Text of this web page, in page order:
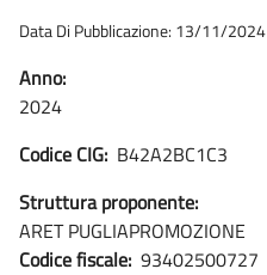
Data Di Pubblicazione: 13/11/2024
Anno:
2024
Codice CIG: B42A2BC1C3
Struttura proponente:
ARET PUGLIAPROMOZIONE
Codice fiscale: 93402500727